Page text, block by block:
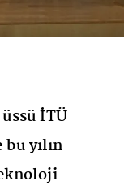
İTÜ
yılın